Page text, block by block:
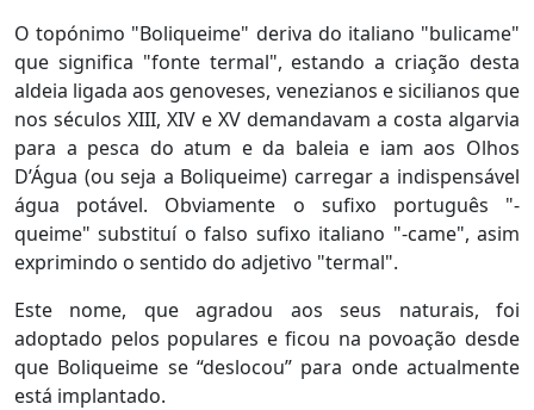
O topónimo "Boliqueime" deriva do italiano "bulicame"
que significa "fonte termal", estando a criação desta
aldeia ligada aos genoveses, venezianos e sicilianos que
nos séculos XIII, XIV e XV demandavam a costa algarvia
para a pesca do atum e da baleia e iam aos Olhos
D’Água (ou seja a Boliqueime) carregar a indispensável
água potável. Obviamente o sufixo português "-
queime" substituí o falso sufixo italiano "-came", asim
exprimindo o sentido do adjetivo "termal".
Este nome, que agradou aos seus naturais, foi
adoptado pelos populares e ficou na povoação desde
que Boliqueime se “deslocou” para onde actualmente
está implantado.